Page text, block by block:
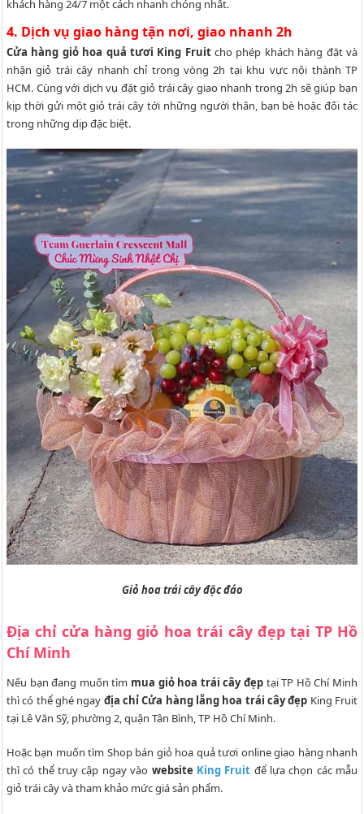
khách hàng 24/7 một cách nhanh chóng nhất.
4. Dịch vụ giao hàng tận nơi, giao nhanh 2h
Cửa hàng giỏ hoa quả tươi King Fruitcho phép khách hàng đặt và
nhận giỏ trái cây nhanh chỉ trong vòng 2h tại khu vực nội thành TP
HCM. Cùng với dịch vụ đặt giỏ trái cây giao nhanh trong 2h sẽ giúp bạn
kịp thời gửi một giỏ trái cây tới những người thân, bạn bè hoặc đối tác
trong những dịp đặc biệt.
Giỏ hoa trái cây độc đáo
Địa chỉ cửa hàng giỏ hoa trái cây đẹp tại TP Hồ
Chí Minh
Nếu bạn đang muốn tìm mua giỏ hoa trái cây đẹp tại TP Hồ Chí Minh
thì có thể ghé ngay địa chỉ Cửa hàng lẵng hoa trái cây đẹp King Fruit
tại Lê Văn Sỹ, phường 2, quận Tân Bình, TP Hồ Chí Minh.
Hoặc bạn muốn tìm Shop bán giỏ hoa quả tươi online giao hàng nhanh
thì có thể truy cập ngay vào website King Fruit để lựa chọn các mẫu
giỏ trái cây và tham khảo mức giá sản phẩm.